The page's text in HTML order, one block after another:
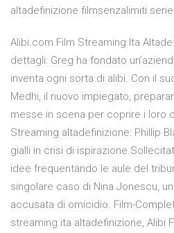
altadefinizione filmsenzalimiti
Alibi.com Film Streaming Ita
dettagli: Greg ha fondato
inventa ogni sorta di alibi. Con il
Medhi, il nuovo impiegato,
messe in scena per coprire i loro
Streaming altadefinizione: Phillip
gialli in crisi di
idee frequentando le aule del
singolare caso di Nina Jonescu,
accusata di omicidio. Film-
streaming ita altadefinizione, Alibi